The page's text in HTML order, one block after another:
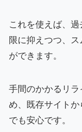
これを使えば、
限に抑えつつ、
ができます。
手間のかかるリ
め、既存サイト
でも安心です。